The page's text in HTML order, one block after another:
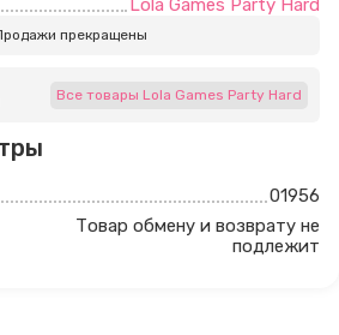
Lola Games Party Hard
прекращены
Все товары Lola Games Party Hard
01956
Товар обмену и возврату не
подлежит